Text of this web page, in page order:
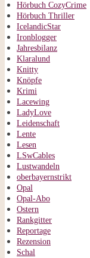
Hörbuch CozyCrime
Hörbuch Thriller
IcelandicStar
Ironblogger
Jahresbilanz
Klaralund
Knitty
Knöpfe
Krimi
Lacewing
LadyLove
Leidenschaft
Lente
Lesen
LSwCables
Lustwandeln
oberbayernstrikt
Opal
Opal-Abo
Ostern
Rankgitter
Reportage
Rezension
Schal